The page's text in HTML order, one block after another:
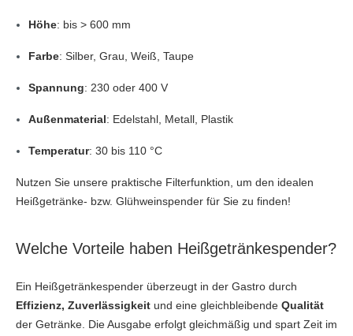
Höhe: bis > 600 mm
Farbe: Silber, Grau, Weiß, Taupe
Spannung: 230 oder 400 V
Außenmaterial: Edelstahl, Metall, Plastik
Temperatur: 30 bis 110 °C
Nutzen Sie unsere praktische Filterfunktion, um den idealen
Heißgetränke- bzw. Glühweinspender für Sie zu finden!
Welche Vorteile haben Heißgetränkespender?
Ein Heißgetränkespender überzeugt in der Gastro durch
Effizienz, Zuverlässigkeit und eine gleichbleibende Qualität
der Getränke. Die Ausgabe erfolgt gleichmäßig und spart Zeit im